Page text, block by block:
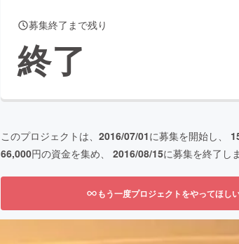
募集終了まで残り
終了
このプロジェクトは、 2016/07/01に募集を開始し、
66,000円の資金を集め、 2016/08/15に募集を終了し
もう一度プロジェクトをやってほし